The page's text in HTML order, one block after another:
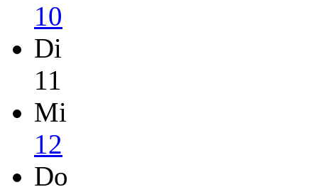
10
Di
11
Mi
12
Do